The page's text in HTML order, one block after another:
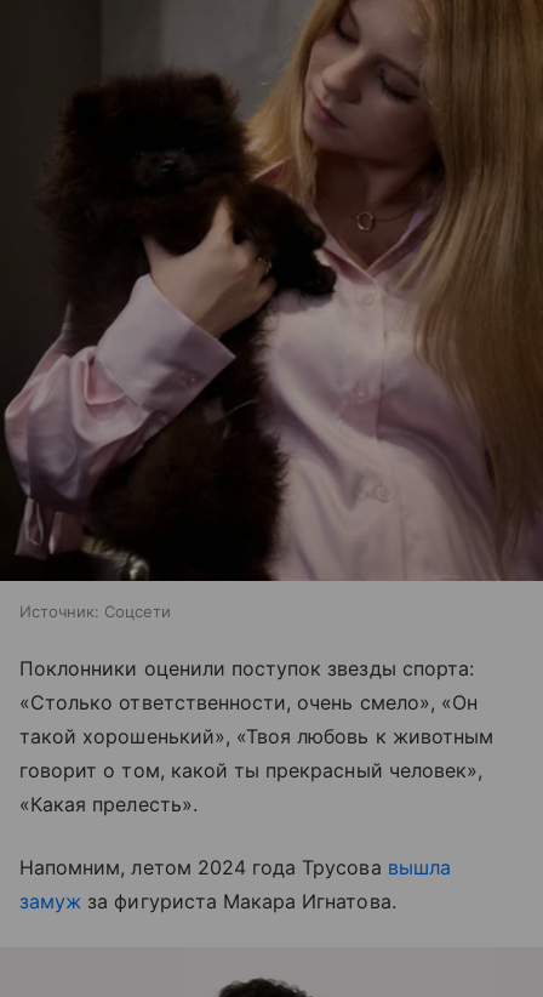
Источник: Соцсети
Поклонники оценили поступок звезды спорта:
«Столько ответственности, очень смело», «Он
такой хорошенький», «Твоя любовь к животным
говорит о том, какой ты прекрасный человек»,
«Какая прелесть».
Напомним, летом 2024 года Трусова вышла
замуж за фигуриста Макара Игнатова.